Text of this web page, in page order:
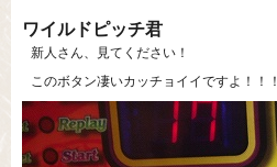
ワイルドピッチ君
新人さん、見てください！
このボタン凄いカッチョイイですよ！！！